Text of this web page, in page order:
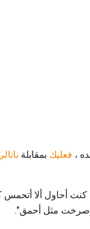
، فعليك بمقابلة
أحاول ألا أتحمس
وصرخت مثل أحمق".